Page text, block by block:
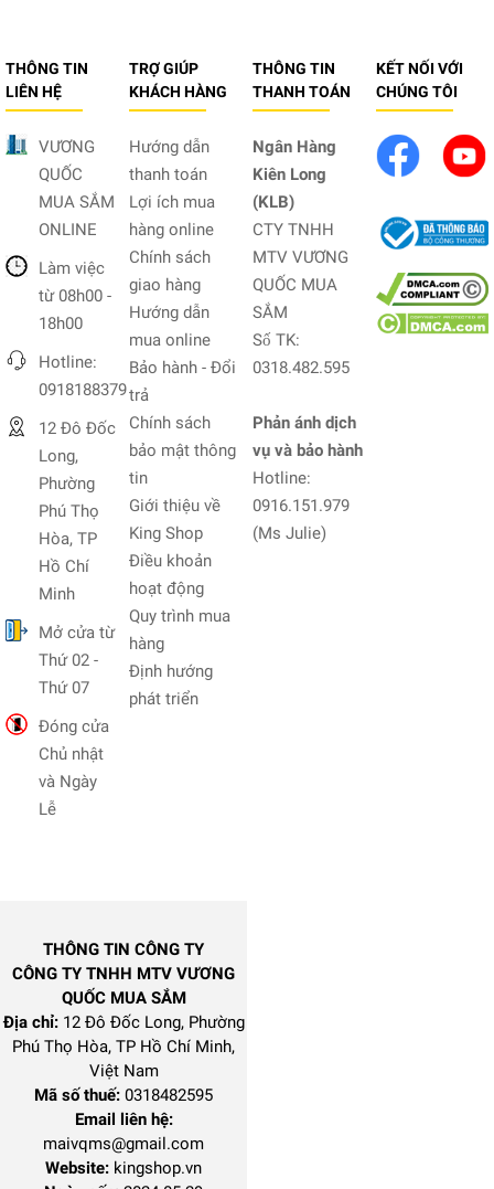
THÔNG TIN
LIÊN HỆ
VƯƠNG
QUỐC
MUA SẮM
ONLINE
Làm việc
từ 08h00 -
18h00
Hotline:
0918188379
12 Đô Đốc
Long,
Phường
Phú Thọ
Hòa, TP
Hồ Chí
Minh
Mở cửa từ
Thứ 02 -
Thứ 07
Đóng cửa
Chủ nhật
và Ngày
Lễ
TRỢ GIÚP
KHÁCH HÀNG
Hướng dẫn
thanh toán
Lợi ích mua
hàng online
Chính sách
giao hàng
Hướng dẫn
mua online
Bảo hành - Đổi
trả
Chính sách
bảo mật thông
tin
Giới thiệu về
King Shop
Điều khoản
hoạt động
Quy trình mua
hàng
Định hướng
phát triển
THÔNG TIN
THANH TOÁN
Ngân Hàng
Kiên Long
(KLB)
CTY TNHH
MTV VƯƠNG
QUỐC MUA
SẮM
Số TK:
0318.482.595
Phản ánh dịch
vụ và bảo hành
Hotline:
0916.151.979
(Ms Julie)
KẾT NỐI VỚI
CHÚNG TÔI
THÔNG TIN CÔNG TY
CÔNG TY TNHH MTV VƯƠNG
QUỐC MUA SẮM
Địa chỉ:12 Đô Đốc Long, Phường
Phú Thọ Hòa, TP Hồ Chí Minh,
Việt Nam
Mã số thuế: 0318482595
Email liên hệ:
maivqms@gmail.com
Website: kingshop.vn